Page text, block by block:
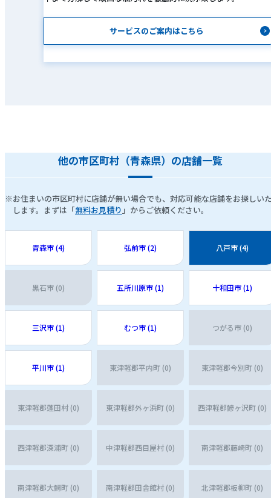
サービスのご案内はこちら
他の市区町村（青森県）の店舗一覧
※お住まいの市区町村に店舗が無い場合でも、対応可能な店舗をお探しい
します。まずは「無料お見積り 」からご依頼ください。
青森市 (4) 弘前市 (2) 八戸市 (4)
黒石市 (0) 五所川原市 (1) 十和田市 (1)
三沢市 (1) むつ市 (1) つがる市 (0)
平川市 (1) 東津軽郡平内町 (0) 東津軽郡今別町 (0)
東津軽郡蓬田村 (0) 東津軽郡外ヶ浜町 (0) 西津軽郡鰺ヶ沢町 (0)
西津軽郡深浦町 (0) 中津軽郡西目屋村 (0) 南津軽郡藤崎町 (0)
南津軽郡大鰐町 (0) 南津軽郡田舎館村 (0) 北津軽郡板柳町 (0)